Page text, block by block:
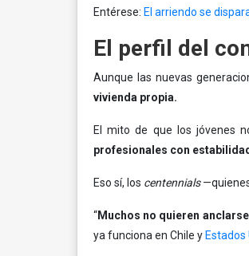
Entérese: El arriendo se
El perfil del
Aunque las nuevas
vivienda propia.
El mito de que los jóvenes
profesionales con
Eso sí, los centennials
“Muchos no quieren
ya funciona en Chile y Estados